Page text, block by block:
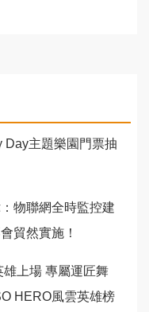
Day主題樂園門票抽
物聯網全時監控建
貿然實施！
雄上場 專屬運匠舞
HERO風雲英雄榜